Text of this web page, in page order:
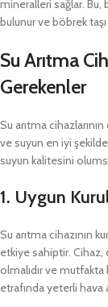
mineralleri sağlar. Bu,
bulunur ve böbrek
Su Arıtma
Gerekenler
Su arıtma
ve suyun en iyi şekilde
suyun kalitesini
1. Uygun
Su arıtma cihazının
etkiye sahiptir.
olmalıdır ve mutfakta
etrafında yeterli hava